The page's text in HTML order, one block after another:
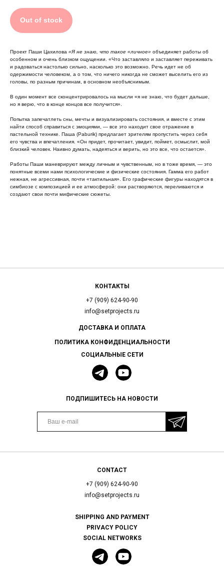
Out of stock
Проект Паши Цахилова «Я не знаю, что такое «личное» объединяет работы об
особенном и очень близком ощущении. «Что заставляло и заставляет переживать
и радоваться настолько сильно, насколько это возможно. Речь идет не об
одержимости человеком, а о том, что ничего никогда не сможет выселить его из
головы, по разным причинам, в основном необъяснимым.
В один момент все сконцентрировалось на мысли «я не знаю, что будет дальше,
но я верю, что в конце концов все получится».
Попытка запечатлеть сны, мечты и визуализировать состояния, и вместе с этим
найти способ справиться с эмоциями, — все это находит свое отражение в
пастельной технике. Паша (Paburik) предлагает зрителям пропустить через себя
его чувства и впечатления. «Он придет, прочитает, увидит, поймет, осмыслит, мой
близкий человек. Наивно думать, надеяться и верить, но это все, что остается».
Работы Паши маневрируют между личным и чувственным, но в тоже время, — это
понятные всеми нами психологические и физические состояния. Гамма его работ
нежная, не агрессивная, почти «тактильная». Его графические фигуры находятся в
симбиозе с композицией и ее атмосферой: они растворяются, переливаются и
создают свои почти мифические сюжеты.
КОНТАКТЫ
+7 (909) 624-90-90
info@setprojects.ru
СОЦИАЛЬНЫЕ СЕТИ
ПОДПИШИТЕСЬ НА НОВОСТИ
ДОСТАВКА И ОПЛАТА
ПОЛИТИКА КОНФИДЕНЦИАЛЬНОСТИ
CONTACT
+7 (909) 624-90-90
info@setprojects.ru
SOCIAL NETWORKS
SHIPPING AND PAYMENT
PRIVACY POLICY